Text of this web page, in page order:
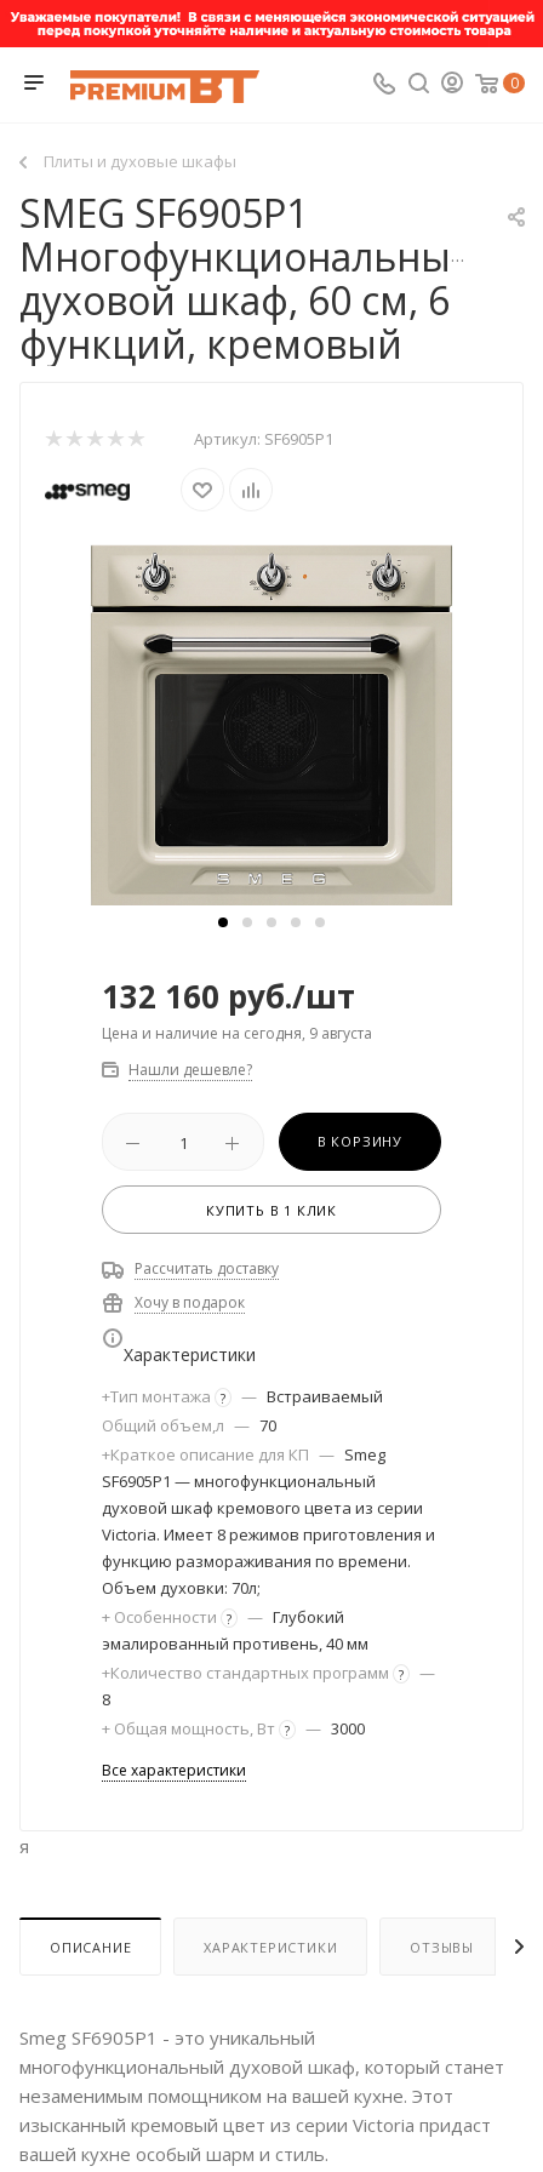
0
Плиты и духовые шкафы
SMEG SF6905P1
Многофункциональный
духовой шкаф, 60 см, 6
функций, кремовый
Артикул: SF6905P1
132 160 руб./шт
Цена и наличие на сегодня, 9 августа
Нашли дешевле?
В КОРЗИНУ
КУПИТЬ В 1 КЛИК
Рассчитать доставку
Хочу в подарок
Характеристики
+Тип монтажа ? — Встраиваемый
Общий объем,л — 70
+Краткое описание для КП — Smeg
SF6905P1 — многофункциональный
духовой шкаф кремового цвета из серии
Victoria. Имеет 8 режимов приготовления и
функцию размораживания по времени.
Объем духовки: 70л;
+ Особенности ? — Глубокий
эмалированный противень, 40 мм
+Количество стандартных программ ?
—
8
+ Общая мощность, Вт ? — 3000
Все характеристики
я
ОПИСАНИЕ ХАРАКТЕРИСТИКИ ОТЗЫВЫ
Smeg SF6905P1 - это уникальный
многофункциональный духовой шкаф, который станет
незаменимым помощником на вашей кухне. Этот
изысканный кремовый цвет из серии Victoria придаст
вашей кухне особый шарм и стиль.